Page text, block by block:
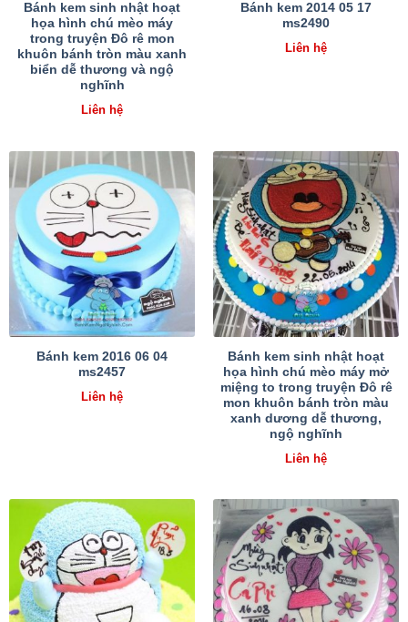
Bánh kem sinh nhật hoạt
họa hình chú mèo máy
trong truyện Đô rê mon
khuôn bánh tròn màu xanh
biển dễ thương và ngộ
nghĩnh
Liên hệ
Bánh kem 2014 05 17
ms2490
Liên hệ
Bánh kem 2016 06 04
ms2457
Liên hệ
Bánh kem sinh nhật hoạt
họa hình chú mèo máy mở
miệng to trong truyện Đô rê
mon khuôn bánh tròn màu
xanh dương dễ thương,
ngộ nghĩnh
Liên hệ